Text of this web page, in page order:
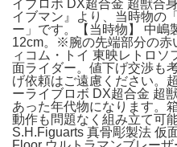
イブロボ DX超合金 超獣合
イブマン』より、当時物の
ー」です。【当時物】 中嶋
12cm。※腕の先端部分の赤
ィコム・トイ 東映レトロソ
面ライダー。値下げ交渉も
げ依頼はご遠慮ください。
ーライブロボ DX超合金 超
あった年代物になります。
動作も問題なく組み立て可
S.H.Figuarts 真骨彫製法 仮